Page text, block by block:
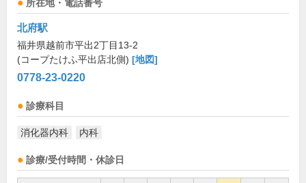
所在地・電話番号
北府駅
福井県越前市平出2丁目13-2
(コープたけふ平出店北側) [地図]
0778-23-0220
診療科目
消化器内科 内科
診療/受付時間・休診日